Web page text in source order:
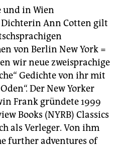
und in Wien
Ann Cotten gilt
von Berlin New York =
wir neue zweisprachige
Gedichte von ihr mit
Der New Yorker
Frank gründete 1999
Books (NYRB) Classics
als Verleger. Von ihm
further adventures of